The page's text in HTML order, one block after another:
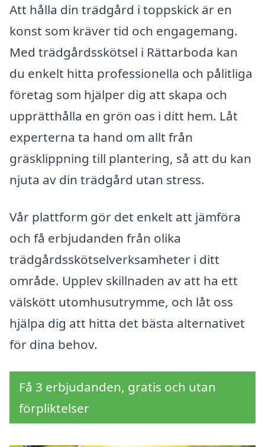
Att hålla din trädgård i toppskick är en
konst som kräver tid och engagemang.
Med trädgårdsskötsel i Rättarboda kan
du enkelt hitta professionella och pålitliga
företag som hjälper dig att skapa och
upprätthålla en grön oas i ditt hem. Låt
experterna ta hand om allt från
gräsklippning till plantering, så att du kan
njuta av din trädgård utan stress.
Vår plattform gör det enkelt att jämföra
och få erbjudanden från olika
trädgårdsskötselverksamheter i ditt
område. Upplev skillnaden av att ha ett
välskött utomhusutrymme, och låt oss
hjälpa dig att hitta det bästa alternativet
för dina behov.
Få 3 erbjudanden, gratis och utan
förpliktelser